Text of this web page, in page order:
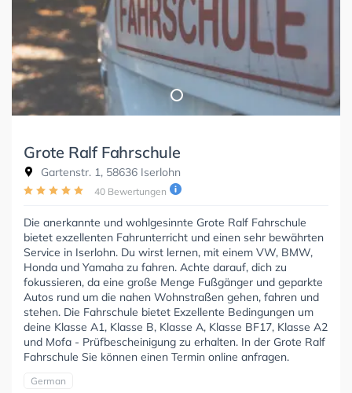
Grote Ralf Fahrschule
Gartenstr. 1, 58636 Iserlohn
40 Bewertungen
Die anerkannte und wohlgesinnte Grote Ralf Fahrschule
bietet exzellenten Fahrunterricht und einen sehr bewährten
Service in Iserlohn. Du wirst lernen, mit einem VW, BMW,
Honda und Yamaha zu fahren. Achte darauf, dich zu
fokussieren, da eine große Menge Fußgänger und geparkte
Autos rund um die nahen Wohnstraßen gehen, fahren und
stehen. Die Fahrschule bietet Exzellente Bedingungen um
deine Klasse A1, Klasse B, Klasse A, Klasse BF17, Klasse A2
und Mofa - Prüfbescheinigung zu erhalten. In der Grote Ralf
Fahrschule Sie können einen Termin online anfragen.
German